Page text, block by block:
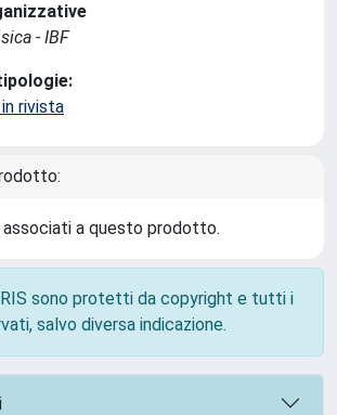
- IBF
rivista
associati a questo prodotto.
sono protetti da copyright e tutti i
salvo diversa indicazione.